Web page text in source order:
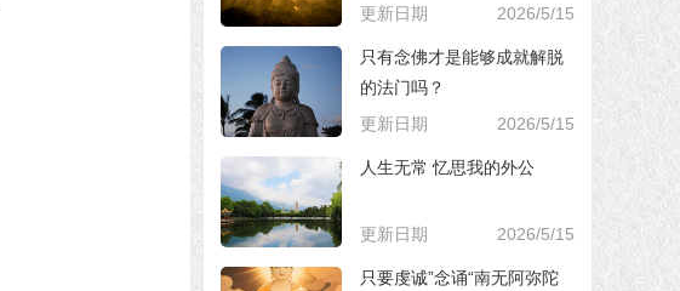
更新日期
2026/5/15
只有念佛才是能够成就解脱
的法门吗？
更新日期
2026/5/15
人生无常 忆思我的外公
更新日期 2026/5/15
只要虔诚”念诵“南无阿弥陀